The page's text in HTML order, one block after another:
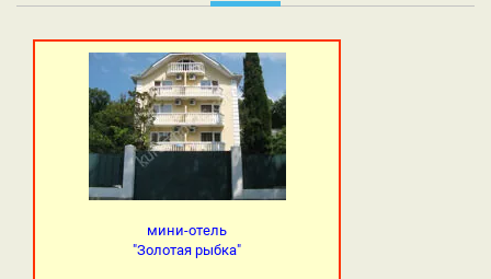
мини-отель
"Золотая рыбка"